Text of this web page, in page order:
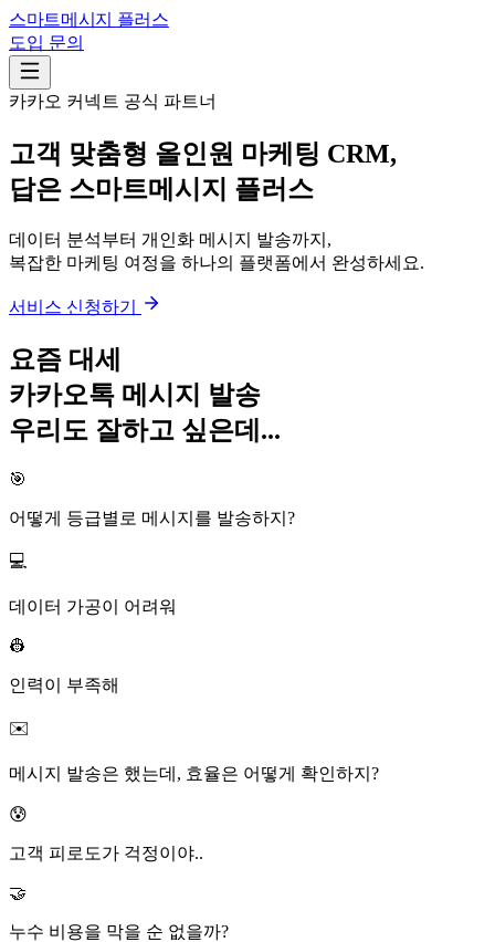
스마트메시지 플러스
도입 문의
카카오 커넥트 공식 파트너
고객 맞춤형 올인원 마케팅 CRM,
답은 스마트메시지 플러스
데이터 분석부터 개인화 메시지 발송까지,
복잡한 마케팅 여정을 하나의 플랫폼에서 완성하세요.
서비스 신청하기
요즘 대세
카카오톡 메시지 발송
우리도 잘하고 싶은데...
🎯
어떻게 등급별로 메시지를 발송하지?
💻
데이터 가공이 어려워
👷
인력이 부족해
✉️
메시지 발송은 했는데, 효율은 어떻게 확인하지?
😰
고객 피로도가 걱정이야..
🤝
누수 비용을 막을 순 없을까?